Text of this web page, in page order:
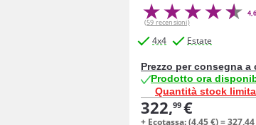
(59 recensioni)
4x4 Estate
Prezzo per consegna a
Prodotto ora
Quantità stock
322,99 €
+ Ecotassa: (4,45€) =327,44